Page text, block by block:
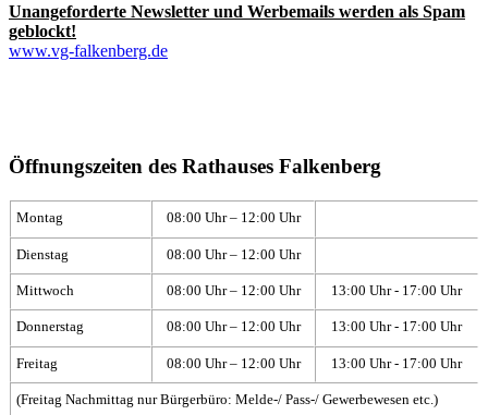
Unangeforderte Newsletter und Werbemails werden als Spam
geblockt!
www.vg-falkenberg.de
Öffnungszeiten des Rathauses Falkenberg
Montag 08:00 Uhr – 12:00 Uhr
Dienstag 08:00 Uhr – 12:00 Uhr
Mittwoch 08:00 Uhr – 12:00 Uhr 13:00 Uhr - 17:00 Uhr
Donnerstag 08:00 Uhr – 12:00 Uhr 13:00 Uhr - 17:00 Uhr
Freitag 08:00 Uhr – 12:00 Uhr 13:00 Uhr - 17:00 Uhr
(Freitag Nachmittag nur Bürgerbüro: Melde-/ Pass-/ Gewerbewesen etc.)